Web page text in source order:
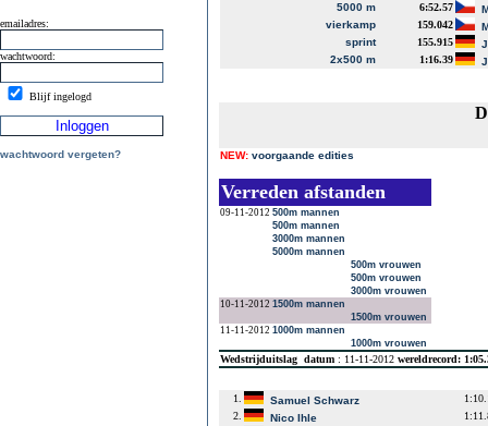
emailadres:
wachtwoord:
Blijf ingelogd
wachtwoord vergeten?
5000 m
6:52.57
vierkamp
159.042
sprint
155.915
2x500 m
1:16.39
NEW: voorgaande edities
Verreden afstanden
09-11-2012 500m mannen
500m mannen
3000m mannen
5000m mannen
500m vrouwen
500m vrouwen
3000m vrouwen
10-11-2012 1500m mannen
1500m vrouwen
11-11-2012 1000m mannen
1000m vrouwen
Wedstrijduitslag datum : 11-11-2012 wereldrecord:
1. Samuel Schwarz
2.
Nico Ihle